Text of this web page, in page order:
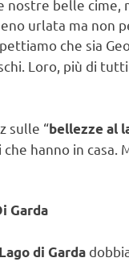
nostre belle cime,
urlata ma non
che sia
Loro, più di
sulle “bellezze al
hanno in casa.
Garda
Lago di Garda